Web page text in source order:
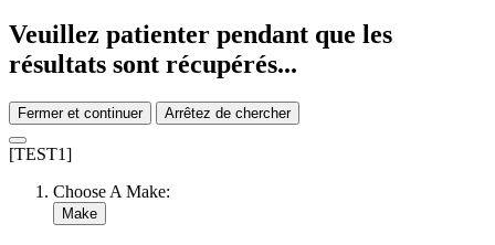
Veuillez patienter pendant que les
résultats sont récupérés...
Fermer et continuer Arrêtez de chercher
[TEST1]
Choose A Make:
Make